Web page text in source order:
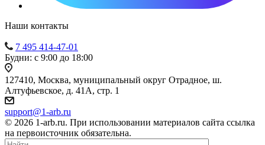
Наши контакты
7 495 414-47-01
Будни: с 9:00 до 18:00
127410, Москва, муниципальный округ Отрадное, ш.
Алтуфьевское, д. 41А, стр. 1
support@1-arb.ru
© 2026 1-arb.ru. При использовании материалов сайта ссылка
на первоисточник обязательна.